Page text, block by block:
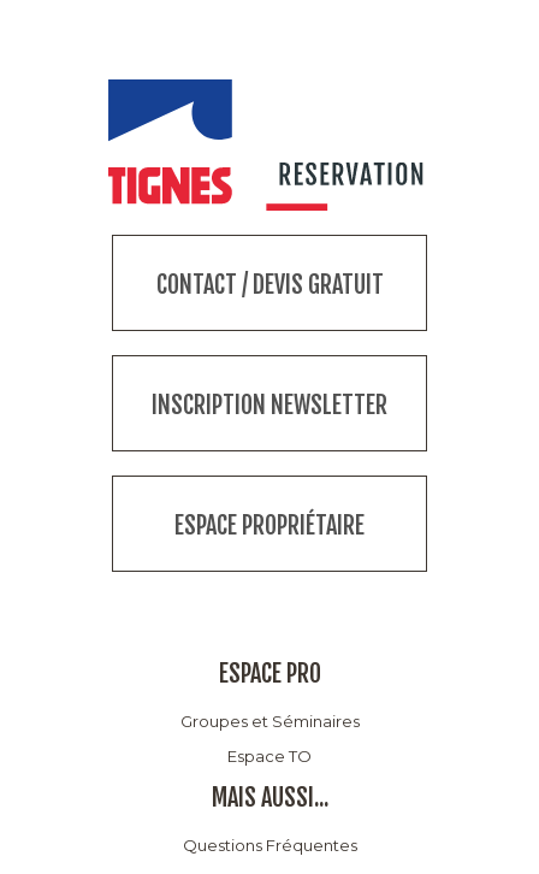
CONTACT / DEVIS GRATUIT
INSCRIPTION NEWSLETTER
ESPACE PROPRIÉTAIRE
ESPACE PRO
Groupes et Séminaires
Espace TO
MAIS AUSSI...
Questions Fréquentes